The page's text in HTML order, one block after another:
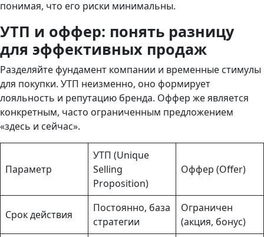
понимая, что его риски минимальны.
УТП и оффер: понять разницу
для эффективных продаж
Разделяйте фундамент компании и временные стимулы
для покупки. УТП неизменно, оно формирует
лояльность и репутацию бренда. Оффер же является
конкретным, часто ограниченным предложением
«здесь и сейчас».
Параметр
УТП (Unique
Selling
Proposition)
Оффер (Offer)
Срок действия
Постоянно, база
стратегии
Ограничен
(акция, бонус)